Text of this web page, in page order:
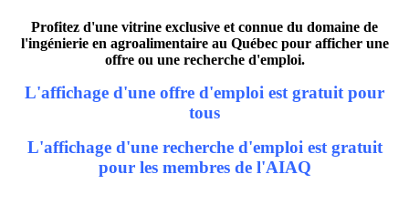
Profitez d'une vitrine exclusive et connue du domaine de
l'ingénierie en agroalimentaire au Québec pour afficher une
offre ou une recherche d'emploi.
L'affichage d'une offre d'emploi est gratuit pour
tous
L'affichage d'une recherche d'emploi est gratuit
pour les membres de l'AIAQ